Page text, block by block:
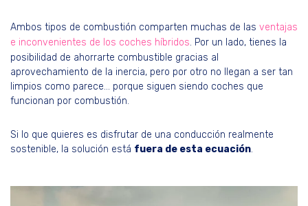
Ambos tipos de combustión comparten muchas de las ventajas
e inconvenientes de los coches híbridos. Por un lado, tienes la
posibilidad de ahorrarte combustible gracias al
aprovechamiento de la inercia, pero por otro no llegan a ser tan
limpios como parece… porque siguen siendo coches que
funcionan por combustión.
Si lo que quieres es disfrutar de una conducción realmente
sostenible, la solución está fuera de esta ecuación.